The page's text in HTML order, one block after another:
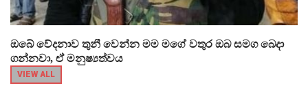
ඔබේ වේදනාව තුනී වෙන්න මම මගේ වතුර ඔබ සමග බෙදා
ගන්නවා, ඒ මනුෂ්‍යත්වය
VIEW ALL